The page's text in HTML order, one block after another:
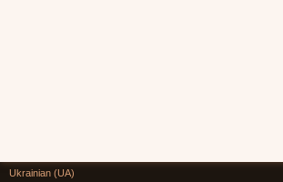
Ukrainian (UA)